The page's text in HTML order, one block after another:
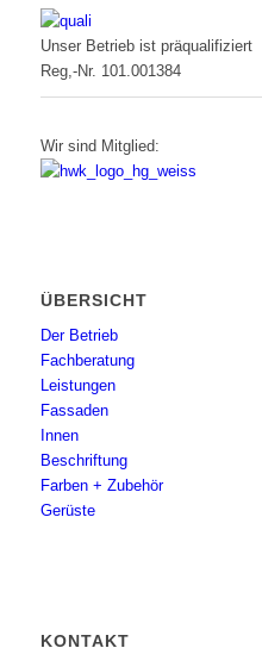
Unser Betrieb ist präqualifiziert
Reg,-Nr. 101.001384
Wir sind Mitglied:
ÜBERSICHT
Der Betrieb
Fachberatung
Leistungen
Fassaden
Innen
Beschriftung
Farben + Zubehör
Gerüste
KONTAKT